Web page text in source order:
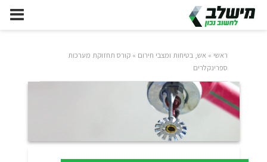
ראשי »אש, בטיחות ומצבי חירום »קורס תחזוקת מערכות
ספרינקלרים